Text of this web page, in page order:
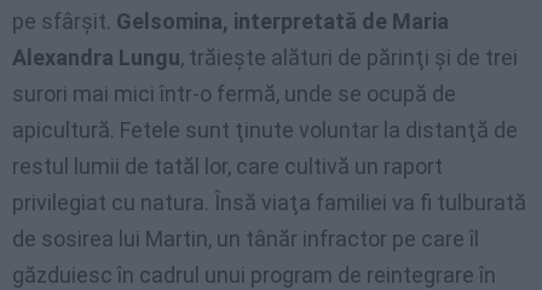
pe sfârşit. Gelsomina, interpretată de Maria
Alexandra Lungu, trăieşte alături de părinţi şi de trei
surori mai mici într-o fermă, unde se ocupă de
apicultură. Fetele sunt ţinute voluntar la distanţă de
restul lumii de tatăl lor, care cultivă un raport
privilegiat cu natura. Însă viaţa familiei va fi tulburată
de sosirea lui Martin, un tânăr infractor pe care îl
găzduiesc în cadrul unui program de reintegrare în